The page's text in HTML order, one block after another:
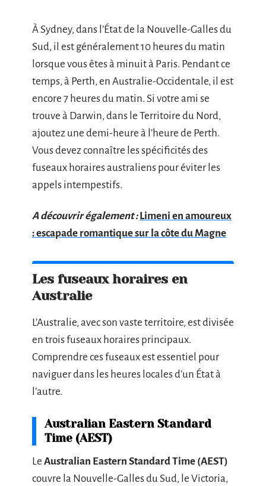
À Sydney, dans l’État de la Nouvelle-Galles du
Sud, il est généralement 10 heures du matin
lorsque vous êtes à minuit à Paris. Pendant ce
temps, à Perth, en Australie-Occidentale, il est
encore 7 heures du matin. Si votre ami se
trouve à Darwin, dans le Territoire du Nord,
ajoutez une demi-heure à l’heure de Perth.
Vous devez connaître les spécificités des
fuseaux horaires australiens pour éviter les
appels intempestifs.
A découvrir également : Limeni en amoureux
: escapade romantique sur la côte du Magne
Les fuseaux horaires en
Australie
L’Australie, avec son vaste territoire, est divisée
en trois fuseaux horaires principaux.
Comprendre ces fuseaux est essentiel pour
naviguer dans les heures locales d’un État à
l’autre.
Australian Eastern Standard
Time (AEST)
Le Australian Eastern Standard Time (AEST)
couvre la Nouvelle-Galles du Sud, le Victoria,